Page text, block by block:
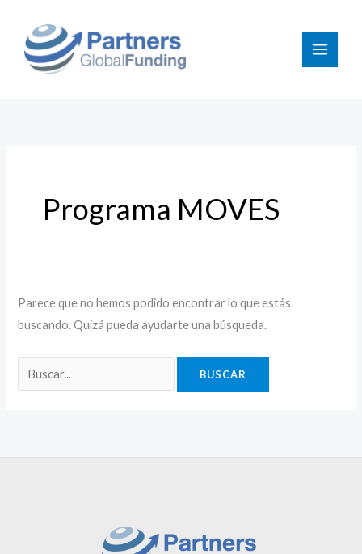
contenido
Programa MOVES
Parece que no hemos podido encontrar lo que estás
buscando. Quizá pueda ayudarte una búsqueda.
por: